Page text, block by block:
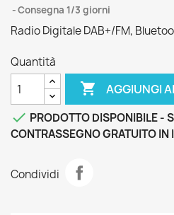
Consegna 1/3 giorni
Radio Digitale DAB+/FM,
Quantità
 AGGIUNGI
 PRODOTTO DISPONIBILE -
CONTRASSEGNO GRATUITO IN
Condividi